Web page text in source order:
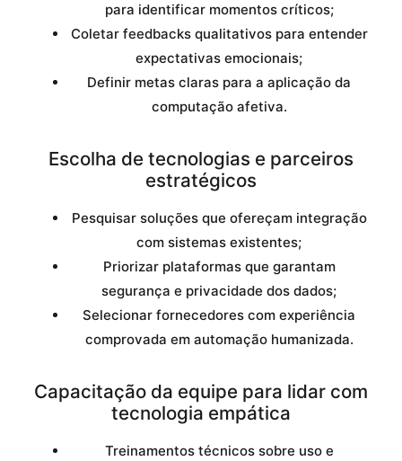
para identificar momentos críticos;
Coletar feedbacks qualitativos para entender
expectativas emocionais;
Definir metas claras para a aplicação da
computação afetiva.
Escolha de tecnologias e parceiros
estratégicos
Pesquisar soluções que ofereçam integração
com sistemas existentes;
Priorizar plataformas que garantam
segurança e privacidade dos dados;
Selecionar fornecedores com experiência
comprovada em automação humanizada.
Capacitação da equipe para lidar com
tecnologia empática
Treinamentos técnicos sobre uso e